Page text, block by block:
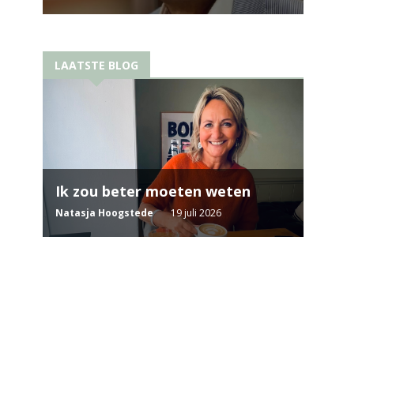
LAATSTE BLOG
Ik zou beter moeten weten
Natasja Hoogstede 19 juli 2026